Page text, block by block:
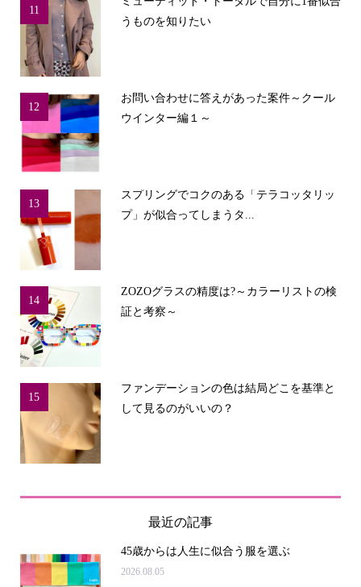
11
うものを知りたい
12
お問い合わせに答えがあった案件～クール
ウインター編１～
13
スプリングでコクのある「テラコッタリッ
プ」が似合ってしまうタ...
14
ZOZOグラスの精度は?～カラーリストの検
証と考察～
15
ファンデーションの色は結局どこを基準と
して見るのがいいの？
最近の記事
45歳からは人生に似合う服を選ぶ
2026.08.05